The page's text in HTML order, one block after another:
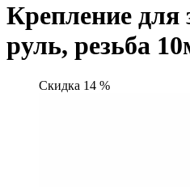
Крепление для
руль, резьба
Скидка 14 %